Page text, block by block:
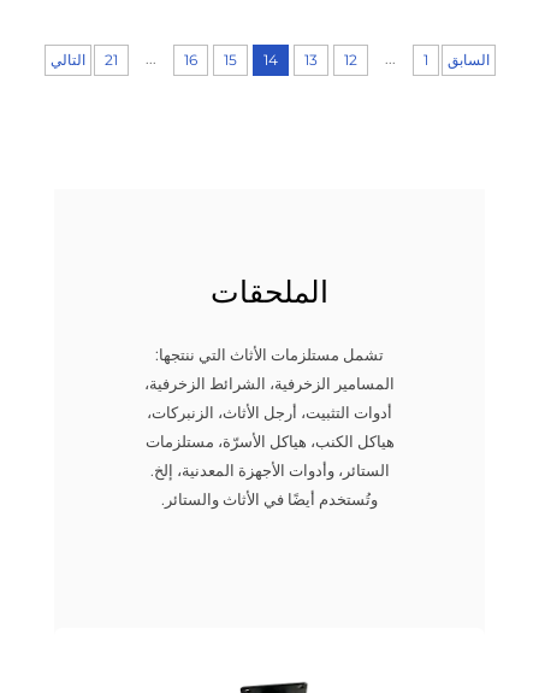
السابق 1
...
12
13
14
15
16
...
21 التالي
الملحقات
تشمل مستلزمات الأثاث التي ننتجها:
المسامير الزخرفية، الشرائط الزخرفية،
أدوات التثبيت، أرجل الأثاث، الزنبركات،
هياكل الكنب، هياكل الأسرّة، مستلزمات
الستائر، وأدوات الأجهزة المعدنية، إلخ.
وتُستخدم أيضًا في الأثاث والستائر.